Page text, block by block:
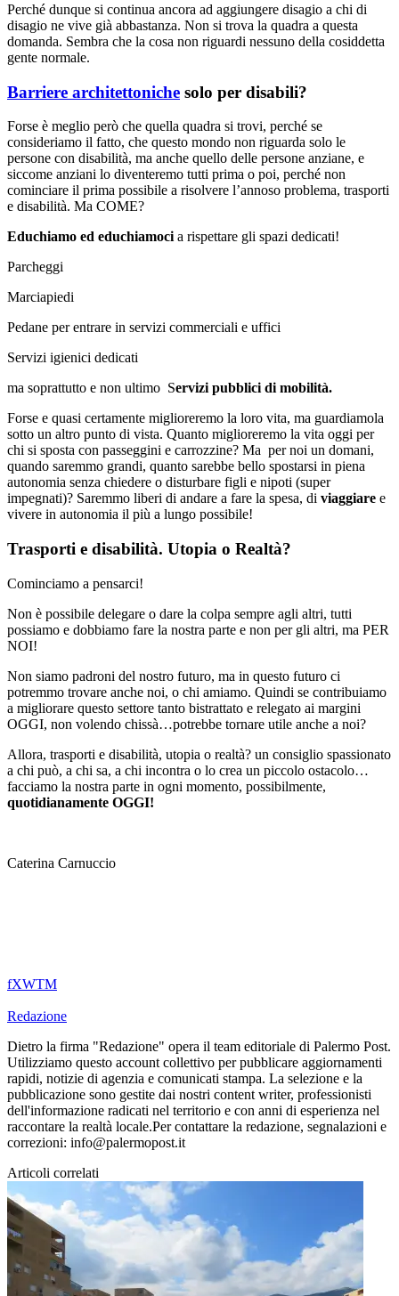
Perché dunque si continua ancora ad aggiungere disagio a chi di
disagio ne vive già abbastanza. Non si trova la quadra a questa
domanda. Sembra che la cosa non riguardi nessuno della cosiddetta
gente normale.
Barriere architettoniche solo per disabili?
Forse è meglio però che quella quadra si trovi, perché se
consideriamo il fatto, che questo mondo non riguarda solo le
persone con disabilità, ma anche quello delle persone anziane, e
siccome anziani lo diventeremo tutti prima o poi, perché non
cominciare il prima possibile a risolvere l’annoso problema, trasporti
e disabilità. Ma COME?
Educhiamo ed educhiamoci a rispettare gli spazi dedicati!
Parcheggi
Marciapiedi
Pedane per entrare in servizi commerciali e uffici
Servizi igienici dedicati
ma soprattutto e non ultimo Servizi pubblici di mobilità.
Forse e quasi certamente miglioreremo la loro vita, ma guardiamola
sotto un altro punto di vista. Quanto miglioreremo la vita oggi per
chi si sposta con passeggini e carrozzine? Ma per noi un domani,
quando saremmo grandi, quanto sarebbe bello spostarsi in piena
autonomia senza chiedere o disturbare figli e nipoti (super
impegnati)? Saremmo liberi di andare a fare la spesa, di viaggiare e
vivere in autonomia il più a lungo possibile!
Trasporti e disabilità. Utopia o Realtà?
Cominciamo a pensarci!
Non è possibile delegare o dare la colpa sempre agli altri, tutti
possiamo e dobbiamo fare la nostra parte e non per gli altri, ma PER
NOI!
Non siamo padroni del nostro futuro, ma in questo futuro ci
potremmo trovare anche noi, o chi amiamo. Quindi se contribuiamo
a migliorare questo settore tanto bistrattato e relegato ai margini
OGGI, non volendo chissà…potrebbe tornare utile anche a noi?
Allora, trasporti e disabilità, utopia o realtà? un consiglio spassionato
a chi può, a chi sa, a chi incontra o lo crea un piccolo ostacolo…
facciamo la nostra parte in ogni momento, possibilmente,
quotidianamente OGGI!
Caterina Carnuccio
fXWTM
Redazione
Dietro la firma "Redazione" opera il team editoriale di Palermo Post.
Utilizziamo questo account collettivo per pubblicare aggiornamenti
rapidi, notizie di agenzia e comunicati stampa. La selezione e la
pubblicazione sono gestite dai nostri content writer, professionisti
dell'informazione radicati nel territorio e con anni di esperienza nel
raccontare la realtà locale.Per contattare la redazione, segnalazioni e
correzioni: info@palermopost.it
Articoli correlati